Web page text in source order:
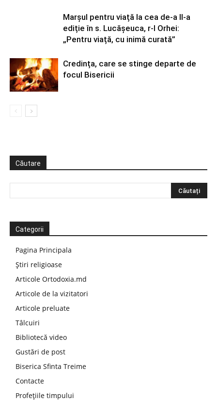
Marșul pentru viață la cea de-a II-a
ediție în s. Lucășeuca, r-l Orhei:
„Pentru viață, cu inimă curată”
Credința, care se stinge departe de
focul Bisericii
Căutare
Categorii
Pagina Principala
Știri religioase
Articole Ortodoxia.md
Articole de la vizitatori
Articole preluate
Tâlcuiri
Bibliotecă video
Gustări de post
Biserica Sfinta Treime
Contacte
Profețiile timpului